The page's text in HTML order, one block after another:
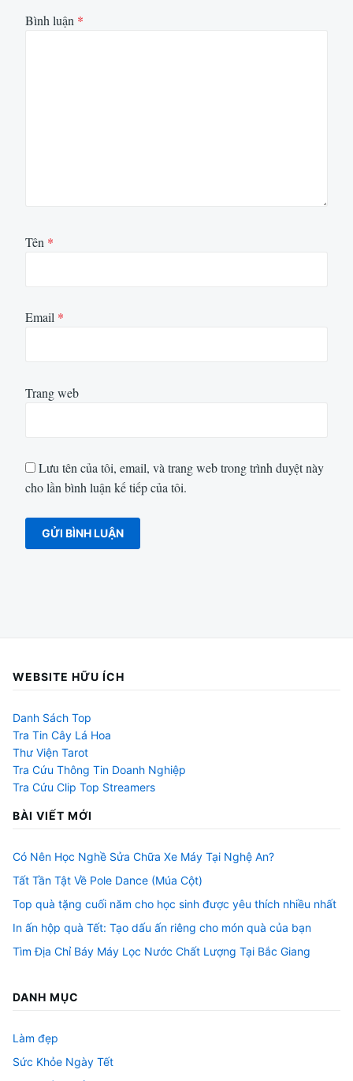
Bình luận *
Tên *
Email *
Trang web
Lưu tên của tôi, email, và trang web trong trình duyệt này
cho lần bình luận kế tiếp của tôi.
WEBSITE HỮU ÍCH
Danh Sách Top
Tra Tin Cây Lá Hoa
Thư Viện Tarot
Tra Cứu Thông Tin Doanh Nghiệp
Tra Cứu Clip Top Streamers
BÀI VIẾT MỚI
Có Nên Học Nghề Sửa Chữa Xe Máy Tại Nghệ An?
Tất Tần Tật Về Pole Dance (Múa Cột)
Top quà tặng cuối năm cho học sinh được yêu thích nhiều nhất
In ấn hộp quà Tết: Tạo dấu ấn riêng cho món quà của bạn
Tìm Địa Chỉ Báy Máy Lọc Nước Chất Lượng Tại Bắc Giang
DANH MỤC
Làm đẹp
Sức Khỏe Ngày Tết